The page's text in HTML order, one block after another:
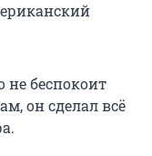
не беспокоит
он сделал всё